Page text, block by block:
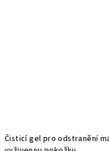
Čisticí gel pro odstranění